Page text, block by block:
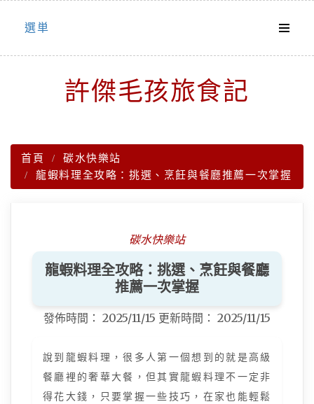
Skip
選単
許傑毛孩旅食記
首頁
碳水快樂站
龍蝦料理全攻略：挑選、烹飪與餐廳推薦一次掌握
碳水快樂站
龍蝦料理全攻略：挑選、烹飪與餐廳
推薦一次掌握
發佈時間： 2025/11/15 更新時間： 2025/11/15
說到龍蝦料理，很多人第一個想到的就是高級
餐廳裡的奢華大餐，但其實龍蝦料理不一定非
得花大錢，只要掌握一些技巧，在家也能輕鬆